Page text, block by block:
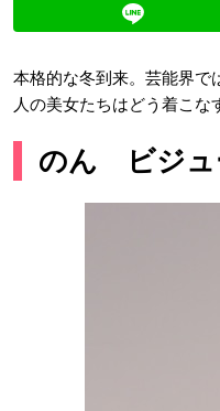
本格的な冬到来。芸能界で
人の美女たちはどう着こ
のん ビジュ